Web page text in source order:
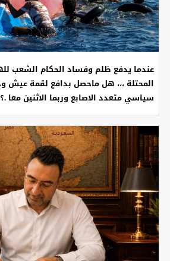
عندما يدفع ظلم وفساد الحكام الشعب
المحتلة ،،، هل ماحصل بدافع لقمة عيش
سياسي متعدد الاصابع وربما الاثنين معا .؟